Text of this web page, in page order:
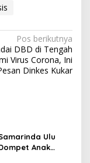
Pos berikutnya
DBD di Tengah
Virus Corona, Ini
Dinkes Kukar
Ulu
Anak